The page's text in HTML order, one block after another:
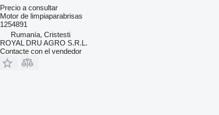
Precio a consultar
Motor de limpiaparabrisas
1254891
Rumanía, Cristesti
ROYAL DRU AGRO S.R.L.
Contacte con el vendedor